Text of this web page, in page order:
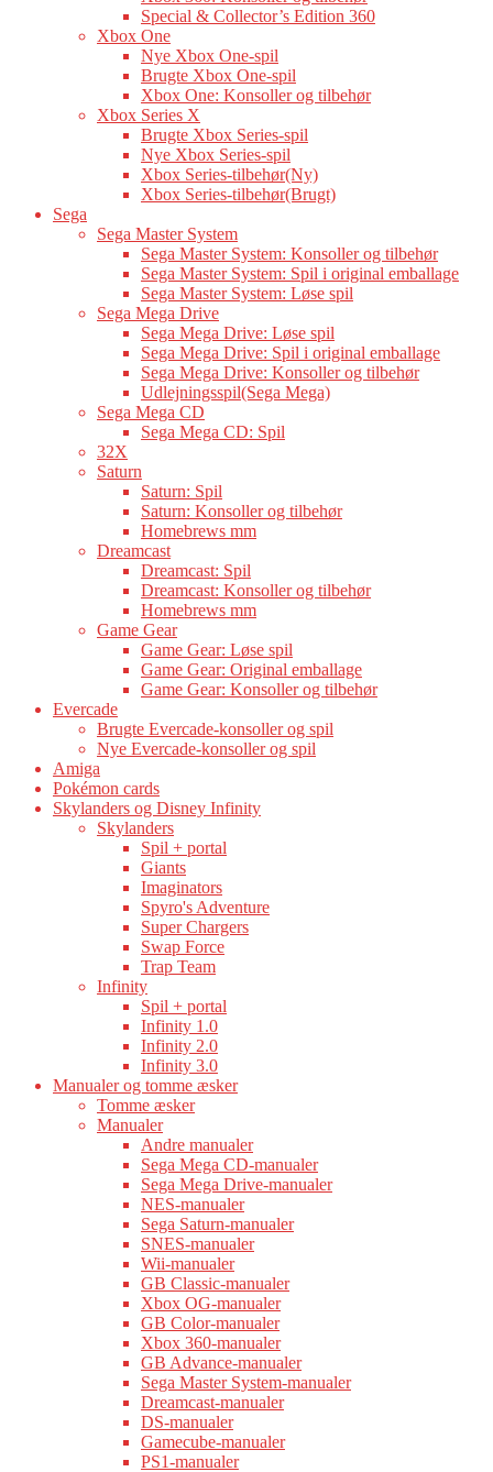
Special & Collector’s Edition 360
Xbox One
Nye Xbox One-spil
Brugte Xbox One-spil
Xbox One: Konsoller og tilbehør
Xbox Series X
Brugte Xbox Series-spil
Nye Xbox Series-spil
Xbox Series-tilbehør(Ny)
Xbox Series-tilbehør(Brugt)
Sega
Sega Master System
Sega Master System: Konsoller og tilbehør
Sega Master System: Spil i original emballage
Sega Master System: Løse spil
Sega Mega Drive
Sega Mega Drive: Løse spil
Sega Mega Drive: Spil i original emballage
Sega Mega Drive: Konsoller og tilbehør
Udlejningsspil(Sega Mega)
Sega Mega CD
Sega Mega CD: Spil
32X
Saturn
Saturn: Spil
Saturn: Konsoller og tilbehør
Homebrews mm
Dreamcast
Dreamcast: Spil
Dreamcast: Konsoller og tilbehør
Homebrews mm
Game Gear
Game Gear: Løse spil
Game Gear: Original emballage
Game Gear: Konsoller og tilbehør
Evercade
Brugte Evercade-konsoller og spil
Nye Evercade-konsoller og spil
Amiga
Pokémon cards
Skylanders og Disney Infinity
Skylanders
Spil + portal
Giants
Imaginators
Spyro's Adventure
Super Chargers
Swap Force
Trap Team
Infinity
Spil + portal
Infinity 1.0
Infinity 2.0
Infinity 3.0
Manualer og tomme æsker
Tomme æsker
Manualer
Andre manualer
Sega Mega CD-manualer
Sega Mega Drive-manualer
NES-manualer
Sega Saturn-manualer
SNES-manualer
Wii-manualer
GB Classic-manualer
Xbox OG-manualer
GB Color-manualer
Xbox 360-manualer
GB Advance-manualer
Sega Master System-manualer
Dreamcast-manualer
DS-manualer
Gamecube-manualer
PS1-manualer